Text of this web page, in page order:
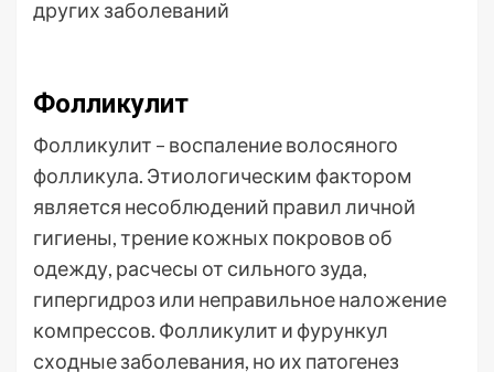
Фолликулит
Фолликулит – воспаление волосяного
фолликула. Этиологическим фактором
является несоблюдений правил личной
гигиены, трение кожных покровов об
одежду, расчесы от сильного зуда,
гипергидроз или неправильное наложение
компрессов. Фолликулит и фурункул
сходные заболевания, но их патогенез